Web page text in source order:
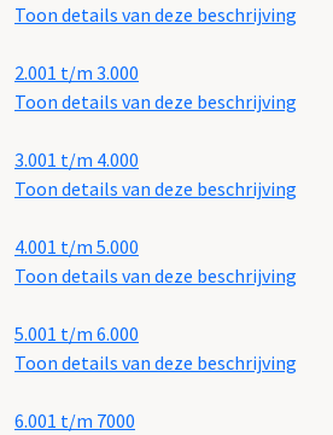
Toon details van deze beschrijving
2.001 t/m 3.000
Toon details van deze beschrijving
3.001 t/m 4.000
Toon details van deze beschrijving
4.001 t/m 5.000
Toon details van deze beschrijving
5.001 t/m 6.000
Toon details van deze beschrijving
6.001 t/m 7000